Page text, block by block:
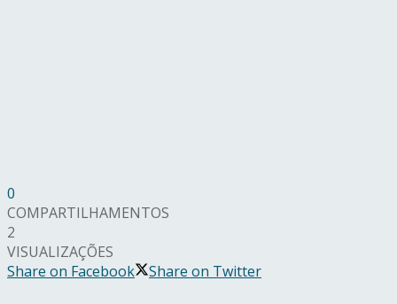
0
COMPARTILHAMENTOS
2
VISUALIZAÇÕES
Share on Facebook
Share on Twitter